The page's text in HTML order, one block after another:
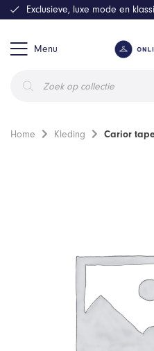
Menu
zoeken
Exclusieve, luxe mode en
Home Kleding Carior